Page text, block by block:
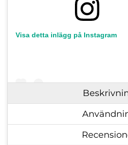
Visa detta inlägg på Instagram